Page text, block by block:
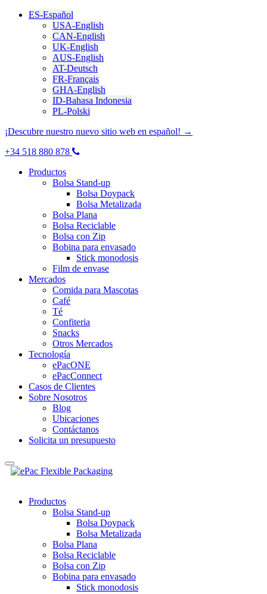
ES-Español
USA-English
CAN-English
UK-English
AUS-English
AT-Deutsch
FR-Français
GHA-English
ID-Bahasa Indonesia
PL-Polski
¡Descubre nuestro nuevo sitio web en español! →
+34 518 880 878
Productos
Bolsa Stand-up
Bolsa Doypack
Bolsa Metalizada
Bolsa Plana
Bolsa Reciclable
Bolsa con Zip
Bobina para envasado
Stick monodosis
Film de envase
Mercados
Comida para Mascotas
Café
Té
Confiteria
Snacks
Otros Mercados
Tecnología
ePacONE
ePacConnect
Casos de Clientes
Sobre Nosotros
Blog
Ubicaciones
Contáctanos
Solicita un presupuesto
Productos
Bolsa Stand-up
Bolsa Doypack
Bolsa Metalizada
Bolsa Plana
Bolsa Reciclable
Bolsa con Zip
Bobina para envasado
Stick monodosis